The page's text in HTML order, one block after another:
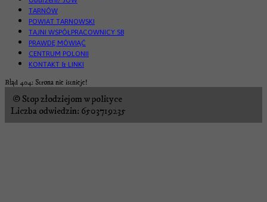
TARNÓW
POWIAT TARNOWSKI
TAJNI WSPÓŁPRACOWNICY SB
PRAWDĘ MÓWIĄĆ
CENTRUM POLONII
KONTAKT & LINKI
Błąd 404: Strona nie istnieje!
© Stop złodziejom w polityce
Liczba odwiedzin: 6503719235